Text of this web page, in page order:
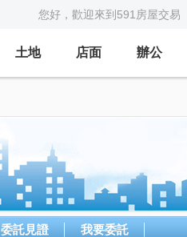
您好，歡迎來到591房屋交易
土地 店面 辦公
委託見證 我要委託